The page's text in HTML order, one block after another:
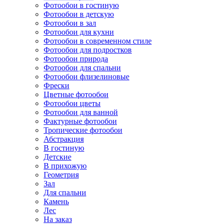
Фотообои в гостиную
Фотообои в детскую
Фотообои в зал
Фотообои для кухни
Фотообои в современном стиле
Фотообои для подростков
Фотообои природа
Фотообои для спальни
Фотообои флизелиновые
Фрески
Цветные фотообои
Фотообои цветы
Фотообои для ванной
Фактурные фотообои
Тропические фотообои
Абстракция
В гостиную
Детские
В прихожую
Геометрия
Зал
Для спальни
Камень
Лес
На заказ